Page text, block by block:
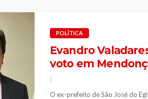
POLÍTICA
Evandro
voto em
O ex-prefeito de São José do